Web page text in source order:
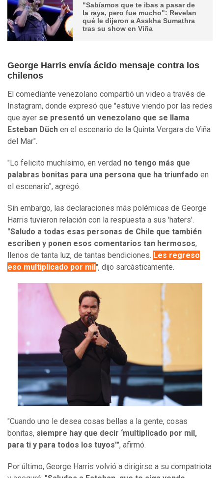
"Sabíamos que te ibas a pasar de
la raya, pero fue mucho": Revelan
qué le dijeron a Asskha Sumathra
tras su show en Viña
George Harris envía ácido mensaje contra los
chilenos
El comediante venezolano compartió un video a través de
Instagram, donde expresó que "estuve viendo por las redes
que ayer se presentó un venezolano que se llama
Esteban Düch en el escenario de la Quinta Vergara de Viña
del Mar".
"Lo felicito muchísimo, en verdad no tengo más que
palabras bonitas para una persona que ha triunfado en
el escenario", agregó.
Sin embargo, las declaraciones más polémicas de George
Harris tuvieron relación con la respuesta a sus 'haters'.
"Saludo a todas esas personas de Chile que también
escriben y ponen esos comentarios tan hermosos,
llenos de tanta luz, de tantas bendiciones. Les regreso
eso multiplicado por mil", dijo sarcásticamente.
"Cuando uno le desea cosas bellas a la gente, cosas
bonitas, siempre hay que decir ‘multiplicado por mil,
para ti y para todos los tuyos'", afirmó.
Por último, George Harris volvió a dirigirse a su compatriota